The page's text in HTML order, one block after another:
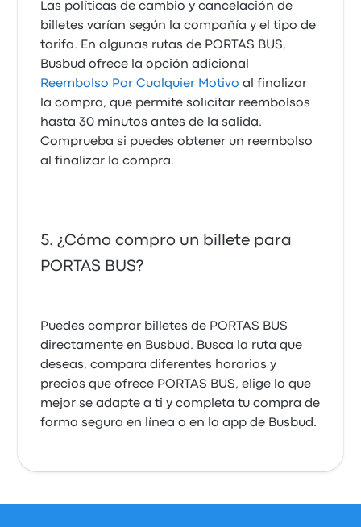
Las políticas de cambio y cancelación de
billetes varían según la compañía y el tipo de
tarifa. En algunas rutas de PORTAS BUS,
Busbud ofrece la opción adicional
Reembolso Por Cualquier Motivo al finalizar
la compra, que permite solicitar reembolsos
hasta 30 minutos antes de la salida.
Comprueba si puedes obtener un reembolso
al finalizar la compra.
¿Cómo compro un billete para
PORTAS BUS?
Puedes comprar billetes de PORTAS BUS
directamente en Busbud. Busca la ruta que
deseas, compara diferentes horarios y
precios que ofrece PORTAS BUS, elige lo que
mejor se adapte a ti y completa tu compra de
forma segura en línea o en la app de Busbud.